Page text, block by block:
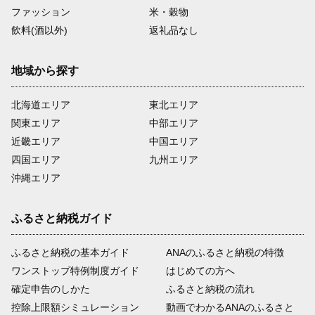
ファッション
米・穀物
飲料(酒以外)
返礼品なし
地域から探す
北海道エリア
関東エリア
近畿エリア
四国エリア
沖縄エリア
東北エリア
中部エリア
中国エリア
九州エリア
ふるさと納税ガイド
ふるさと納税の基本ガイド
ワンストップ特例制度ガイド
確定申告のしかた
控除上限額シミュレーション
ANAのふるさと納税の特徴
はじめての方へ
ふるさと納税の流れ
動画でわかるANAのふるさと